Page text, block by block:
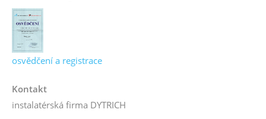
osvědčení a registrace
Kontakt
instalatérská firma DYTRICH